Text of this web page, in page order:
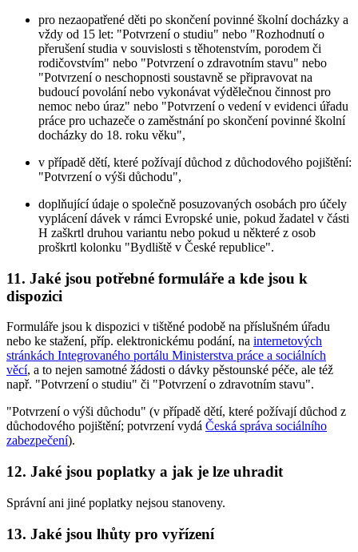
pro nezaopatřené děti po skončení povinné školní docházky a
vždy od 15 let: "Potvrzení o studiu" nebo "Rozhodnutí o
přerušení studia v souvislosti s těhotenstvím, porodem či
rodičovstvím" nebo "Potvrzení o zdravotním stavu" nebo
"Potvrzení o neschopnosti soustavně se připravovat na
budoucí povolání nebo vykonávat výdělečnou činnost pro
nemoc nebo úraz" nebo "Potvrzení o vedení v evidenci úřadu
práce pro uchazeče o zaměstnání po skončení povinné školní
docházky do 18. roku věku",
v případě dětí, které požívají důchod z důchodového pojištění:
"Potvrzení o výši důchodu",
doplňující údaje o společně posuzovaných osobách pro účely
vyplácení dávek v rámci Evropské unie, pokud žadatel v části
H zaškrtl druhou variantu nebo pokud u některé z osob
proškrtl kolonku "Bydliště v České republice".
11. Jaké jsou potřebné formuláře a kde jsou k
dispozici
Formuláře jsou k dispozici v tištěné podobě na příslušném úřadu
nebo ke stažení, příp. elektronickému podání, na internetových
stránkách Integrovaného portálu Ministerstva práce a sociálních
věcí, a to nejen samotné žádosti o dávky pěstounské péče, ale též
např. "Potvrzení o studiu" či "Potvrzení o zdravotním stavu".
"Potvrzení o výši důchodu" (v případě dětí, které požívají důchod z
důchodového pojištění; potvrzení vydá Česká správa sociálního
zabezpečení).
12. Jaké jsou poplatky a jak je lze uhradit
Správní ani jiné poplatky nejsou stanoveny.
13. Jaké jsou lhůty pro vyřízení